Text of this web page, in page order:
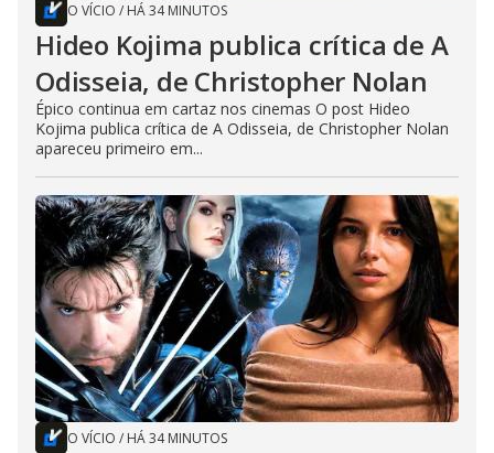
O VÍCIO / HÁ 34 MINUTOS
Hideo Kojima publica crítica de A
Odisseia, de Christopher Nolan
Épico continua em cartaz nos cinemas O post Hideo
Kojima publica crítica de A Odisseia, de Christopher Nolan
apareceu primeiro em...
O VÍCIO / HÁ 34 MINUTOS